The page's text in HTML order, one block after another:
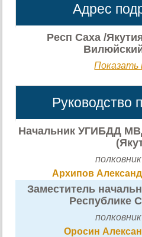
Адрес
Респ Саха /
Показать
Руководство
Начальник УГИБДД
Архипов
Заместитель
Республике
Оросин